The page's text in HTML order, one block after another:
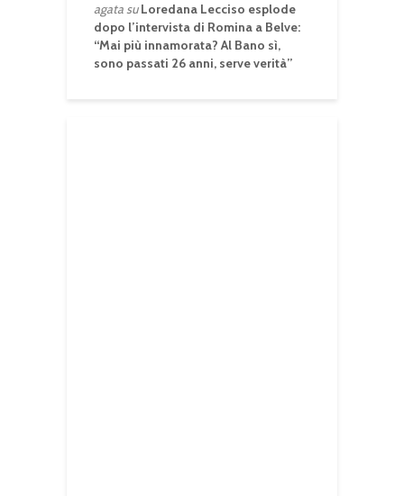
agatasuLoredana Lecciso esplode
dopo l’intervista di Romina a Belve:
“Mai più innamorata? Al Bano sì,
sono passati 26 anni, serve verità”